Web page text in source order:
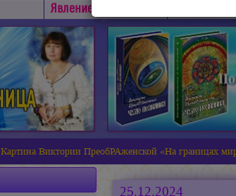
Явлениe Матери Мира
Картина Виктории ПреобРАженской «На границах
25.12.2024